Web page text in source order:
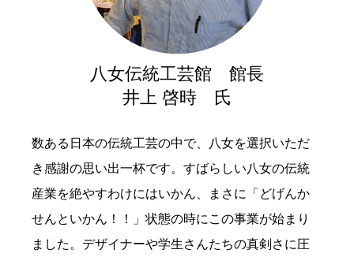
八女伝統工芸館 館長
井上 啓時 氏
数ある日本の伝統工芸の中で、八女を選択いただ
き感謝の思い出一杯です。すばらしい八女の伝統
産業を絶やすわけにはいかん、まさに「どげんか
せんといかん！！」状態の時にこの事業が始まり
ました。デザイナーや学生さんたちの真剣さに圧